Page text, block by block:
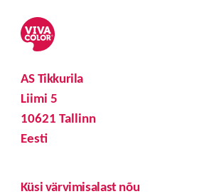
AS Tikkurila
Liimi 5
10621 Tallinn
Eesti
Küsi värvimisalast nõu